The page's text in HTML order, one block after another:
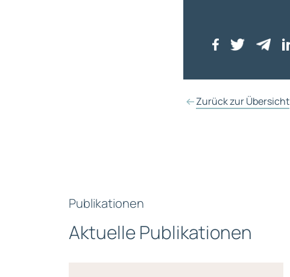
Zurück zur Übersicht
Publikationen
Aktuelle Publikationen